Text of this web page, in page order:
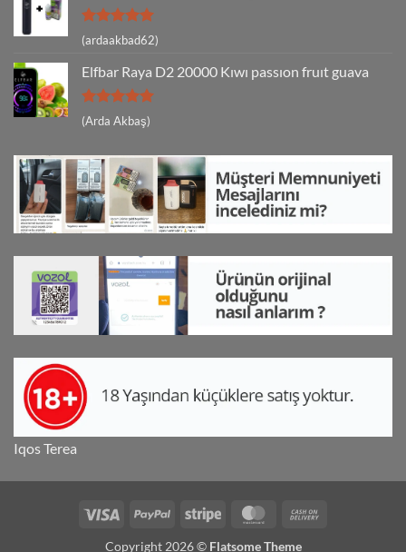
5 üzerinden
5
(ardaakbad62)
Elfbar Raya D2 20000 Kıwı passıon fruıt guava
5 üzerinden
5
(Arda Akbaş)
Iqos Terea
Visa PayPal Stripe MasterCard
Copyright 2026 © Flatsome Theme